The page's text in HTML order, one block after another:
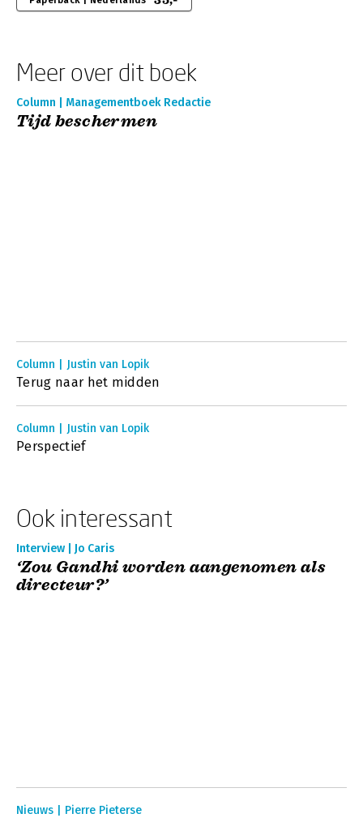
Meer over dit boek
Column | Managementboek Redactie
Tijd beschermen
Column | Justin van Lopik
Terug naar het midden
Column | Justin van Lopik
Perspectief
Ook interessant
Interview | Jo Caris
‘Zou Gandhi worden aangenomen als
directeur?’
Nieuws | Pierre Pieterse